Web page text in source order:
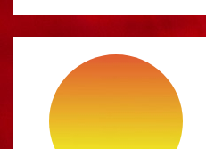
ゲ
シ
ョ